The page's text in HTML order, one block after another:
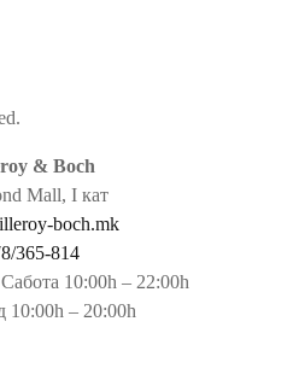
& Boch
Mall, I кат
boch.mk
365-814
10:00h – 22:00h
10:00h – 20:00h